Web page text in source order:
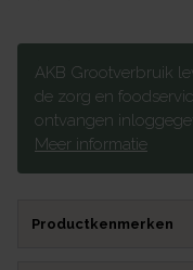
AKB Grootverbruik
de zorg en
ontvangen
Meer informatie
Productkenmerken